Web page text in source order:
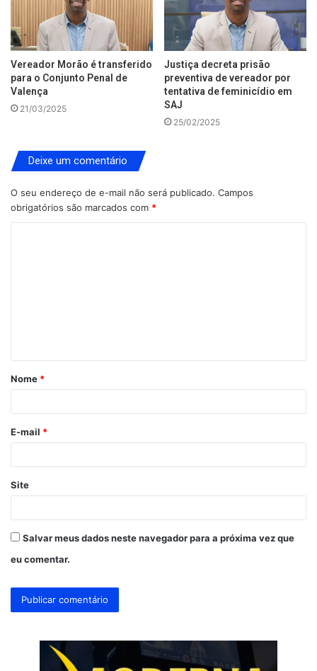
Vereador Morão é transferido
para o Conjunto Penal de
Valença
21/03/2025
Justiça decreta prisão
preventiva de vereador por
tentativa de feminicídio em
SAJ
25/02/2025
Deixe um comentário
O seu endereço de e-mail não será publicado. Campos
obrigatórios são marcados com *
á
r
*
Nome *
E-mail *
Site
Salvar meus dados neste navegador para a próxima vez que
eu comentar.